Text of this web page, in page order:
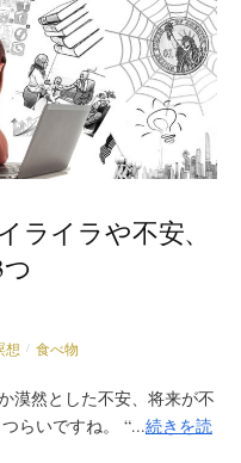
ライラや不安、
想 / 食べ物
漠然とした不安、将来が不
らいですね。 “...続きを読